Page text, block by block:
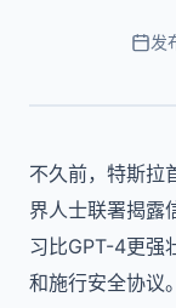
发
不久前，特斯拉
界人士联署揭露
习比GPT-4更强
和施行安全协议。